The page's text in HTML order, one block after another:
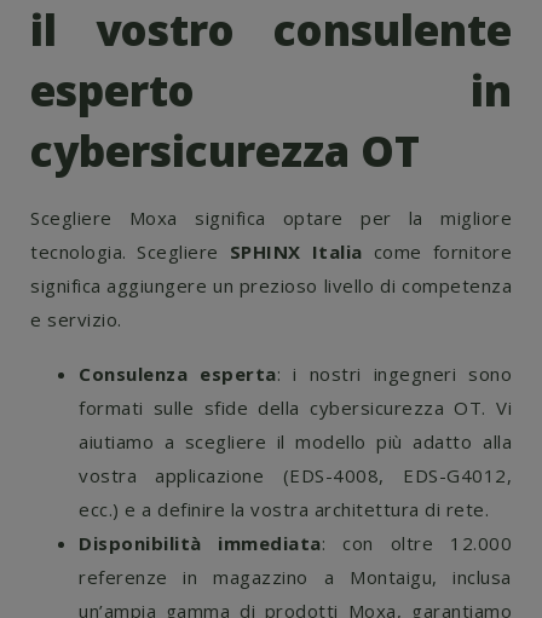
il vostro consulente
esperto in
cybersicurezza OT
Scegliere Moxa significa optare per la migliore
tecnologia. Scegliere SPHINX Italia come fornitore
significa aggiungere un prezioso livello di competenza
e servizio.
Consulenza esperta: i nostri ingegneri sono
formati sulle sfide della cybersicurezza OT. Vi
aiutiamo a scegliere il modello più adatto alla
vostra applicazione (EDS-4008, EDS-G4012,
ecc.) e a definire la vostra architettura di rete.
Disponibilità immediata: con oltre 12.000
referenze in magazzino a Montaigu, inclusa
un’ampia gamma di prodotti Moxa, garantiamo